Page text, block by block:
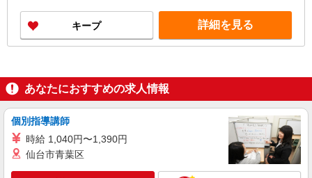
キープ 詳細を見る
あなたにおすすめの求人情報
個別指導講師
時給 1,040円〜1,390円
仙台市青葉区